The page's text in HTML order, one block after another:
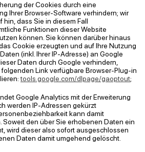
der Cookies durch eine
Ihrer Browser-Software verhindern; wir
dass Sie in diesem Fall
Funktionen dieser Website
können. Sie können darüber hinaus
Cookie erzeugten und auf Ihre Nutzung
(inkl. Ihrer IP-Adresse) an Google
Daten durch Google verhindern,
Link verfügbare Browser-Plug-in
tools.google.com/dlpage/gaoptout;
Google Analytics mit der Erweiterung
werden IP-Adressen gekürzt
kann damit
Soweit den über Sie erhobenen Daten ein
wird dieser also sofort ausgeschlossen
Daten damit umgehend gelöscht.